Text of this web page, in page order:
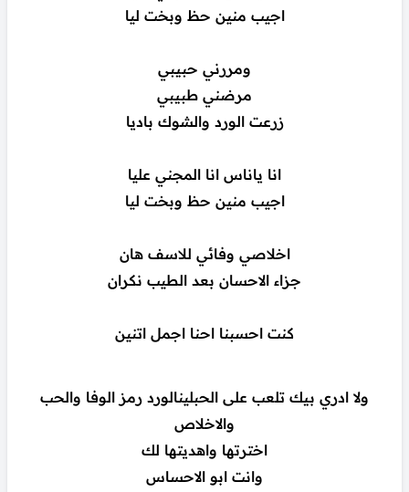
اجيب منين حظ وبخت ليا
ومررني حبيبي
مرضني طبيبي
زرعت الورد والشوك باديا
انا ياناس انا المجني عليا
اجيب منين حظ وبخت ليا
اخلاصي وفائي للاسف هان
جزاء الاحسان بعد الطيب نكران
كنت احسبنا احنا اجمل اتنين
ولا ادري بيك تلعب على الحبلينالورد رمز الوفا والحب
والاخلاص
اخترتها واهديتها لك
وانت ابو الاحساس